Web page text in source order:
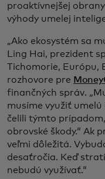
proaktívnejšej
výhody umelej
„Ako ekosystém sa
Ling Hai, prezident
Tichomorie, Európu,
rozhovore pre
finančných správ.
musíme využiť
čelili týmto
obrovské škody.“ Ak
veľmi dôležitá.
desaťročia. Keď
nebudú využívať.“